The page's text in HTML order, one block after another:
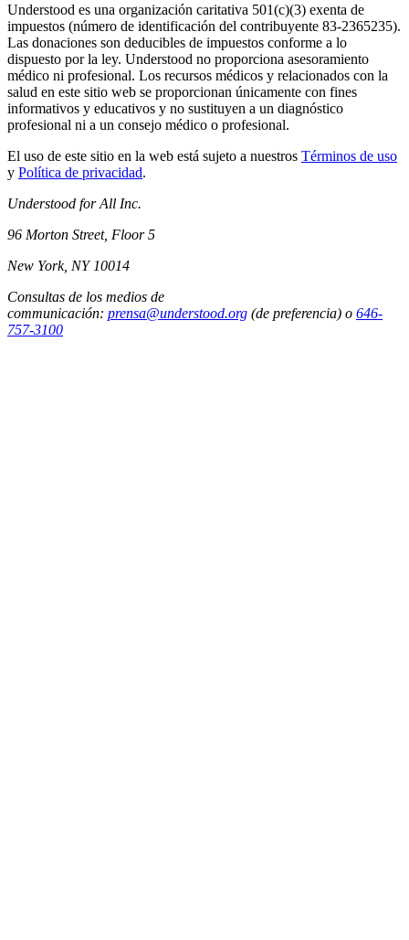
Understood es una organización caritativa 501(c)(3) exenta de
impuestos (número de identificación del contribuyente 83-2365235).
Las donaciones son deducibles de impuestos conforme a lo
dispuesto por la ley. Understood no proporciona asesoramiento
médico ni profesional. Los recursos médicos y relacionados con la
salud en este sitio web se proporcionan únicamente con fines
informativos y educativos y no sustituyen a un diagnóstico
profesional ni a un consejo médico o profesional.
El uso de este sitio en la web está sujeto a nuestros Términos de uso
y Política de privacidad.
Understood for All Inc.
96 Morton Street, Floor 5
New York, NY 10014
Consultas de los medios de
communicación: prensa@understood.org (de preferencia) o 646-
757-3100